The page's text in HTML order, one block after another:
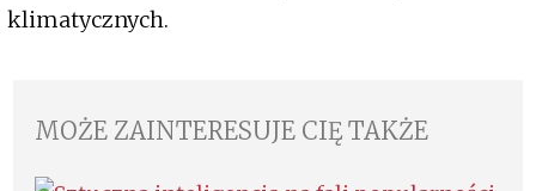
klimatycznych.
MOŻE ZAINTERESUJE CIĘ TAKŻE